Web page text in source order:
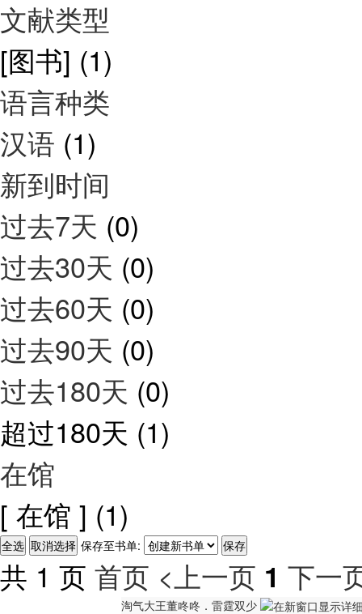
文献类型
[图书] (1)
语言种类
汉语 (1)
新到时间
过去7天 (0)
过去30天 (0)
过去60天 (0)
过去90天 (0)
过去180天 (0)
超过180天 (1)
在馆
[ 在馆 ] (1)
保存至书单:
共 1 页 首页 <上一页 1 下一
淘气大王董咚咚．雷霆双少